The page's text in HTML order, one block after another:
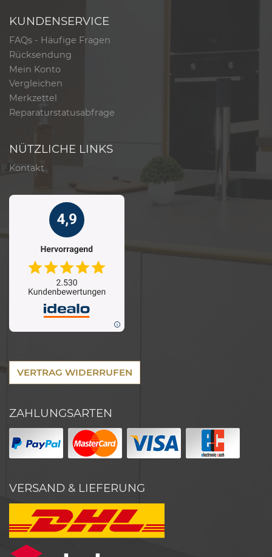
KUNDENSERVICE
FAQs - Häufige Fragen
Rücksendung
Mein Konto
Vergleichen
Merkzettel
Reparaturstatusabfrage
NÜTZLICHE LINKS
Kontakt
VERTRAG WIDERRUFEN
ZAHLUNGSARTEN
VERSAND & LIEFERUNG